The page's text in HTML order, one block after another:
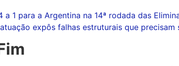
1 para a Argentina na 14ª rodada das
expôs falhas estruturais que